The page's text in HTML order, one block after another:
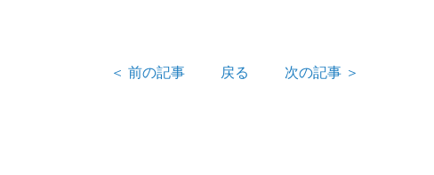
＜ 前の記事 戻る 次の記事 ＞